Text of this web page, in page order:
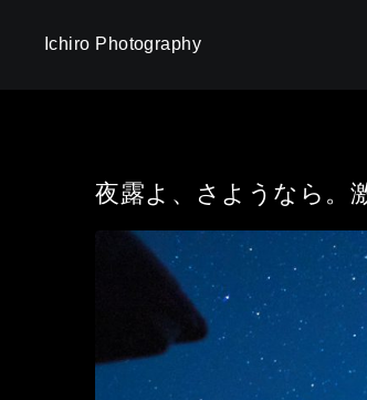
Ichiro Photography
夜露よ、さようなら。